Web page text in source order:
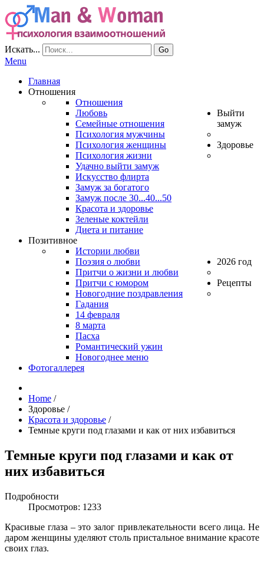
Искать... Go
Menu
Главная
Отношения
Отношения
Любовь
Семейные отношения
Психология мужчины
Психология женщины
Психология жизни
Выйти
замуж
Удачно выйти замуж
Искусство флирта
Замуж за богатого
Замуж после 30...40...50
Здоровье
Красота и здоровье
Зеленые коктейли
Диета и питание
Позитивное
Истории любви
Поэзия о любви
Притчи о жизни и любви
Притчи с юмором
2026 год
Новогодние поздравления
Гадания
14 февраля
8 марта
Рецепты
Пасха
Романтический ужин
Новогоднее меню
Фотогаллерея
Home /
Здоровье /
Красота и здоровье /
Темные круги под глазами и как от них избавиться
Темные круги под глазами и как от
них избавиться
Подробности
Просмотров: 1233
Красивые глаза – это залог привлекательности всего лица. Не
даром женщины уделяют столь пристальное внимание красоте
своих глаз.